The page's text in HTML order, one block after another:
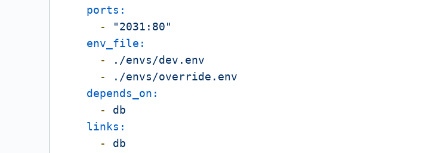
ports:
-
"2031:80"
env_file:
-
./envs/dev.env
-
./envs/override.env
depends_on:
-
db
links:
-
db